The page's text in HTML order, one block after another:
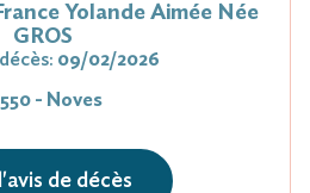
Yolande Aimée Née
GROS
09/02/2026
- Noves
de décès